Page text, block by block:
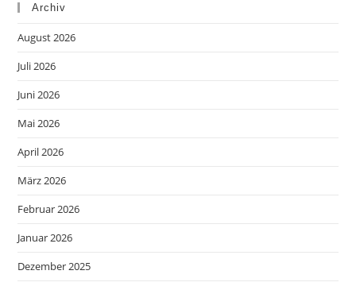
Archiv
August 2026
Juli 2026
Juni 2026
Mai 2026
April 2026
März 2026
Februar 2026
Januar 2026
Dezember 2025